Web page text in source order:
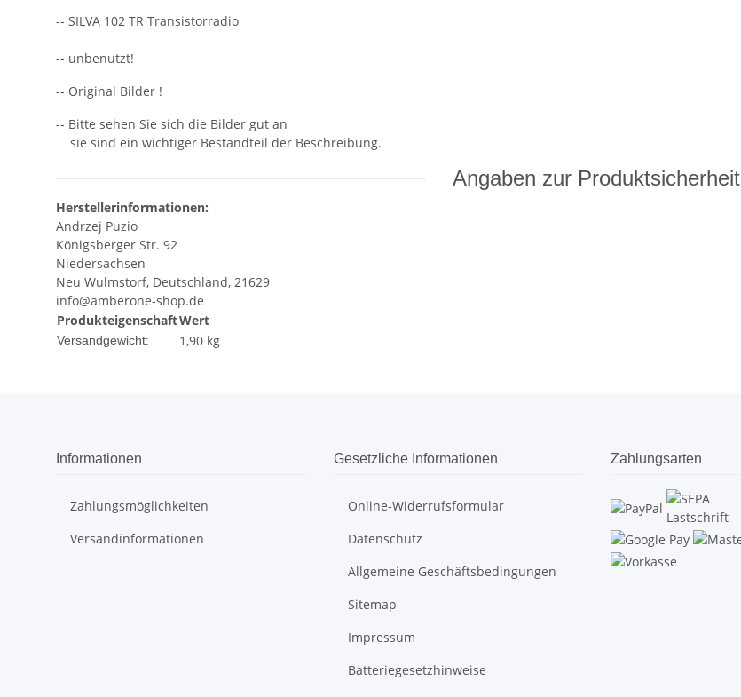
-- SILVA 102 TR Transistorradio
-- unbenutzt!
-- Original Bilder !
-- Bitte sehen Sie sich die Bilder gut an
sie sind ein wichtiger Bestandteil der Beschreibung.
Angaben zur Produktsicherheit
Herstellerinformationen:
Andrzej Puzio
Königsberger Str. 92
Niedersachsen
Neu Wulmstorf, Deutschland, 21629
info@amberone-shop.de
ProdukteigenschaftWert
Versandgewicht: 1,90 kg
Informationen
Zahlungsmöglichkeiten
Versandinformationen
Gesetzliche Informationen
Online-Widerrufsformular
Datenschutz
Allgemeine Geschäftsbedingungen
Sitemap
Impressum
Batteriegesetzhinweise
Zahlungsarten